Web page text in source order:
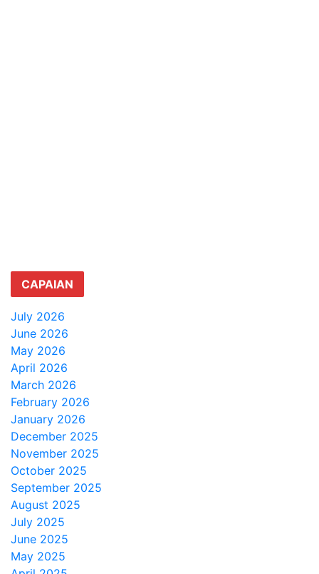
CAPAIAN
July 2026
June 2026
May 2026
April 2026
March 2026
February 2026
January 2026
December 2025
November 2025
October 2025
September 2025
August 2025
July 2025
June 2025
May 2025